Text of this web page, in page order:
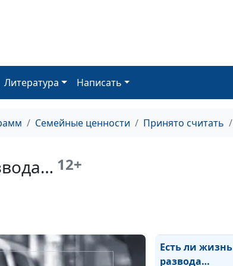
Литература Написать
Семейные ценности Принято считать
12+
Кто такие
Как
Пять этапов
Есть ли
развода…